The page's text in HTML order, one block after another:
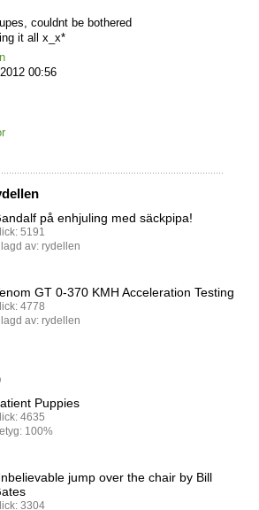
couldnt be bothered
it all x_x*
00:56
på enhjuling med säckpipa!
5191
av: rydellen
GT 0-370 KMH Acceleration Testing
4778
av: rydellen
Puppies
4635
100%
jump over the chair by Bill
3304